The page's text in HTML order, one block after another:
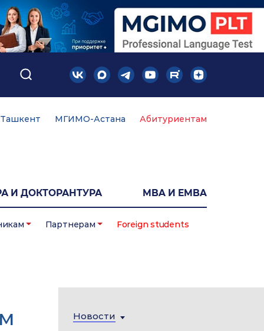
МГИМО-Астана Абитуриентам
И ДОКТОРАНТУРА MBA И EMBA
Партнерам Foreign students
Новости